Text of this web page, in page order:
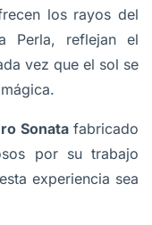
los rayos del
Perla, reflejan el
vez que el sol se
Sonatafabricado
por su trabajo
experiencia sea